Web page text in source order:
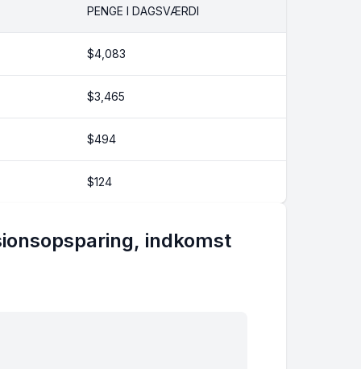
PENGE I DAGSVÆRDI
$4,083
$3,465
$494
$124
indkomst